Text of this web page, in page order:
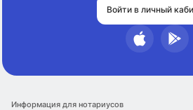
Войти в личный
Информация для нотариусов